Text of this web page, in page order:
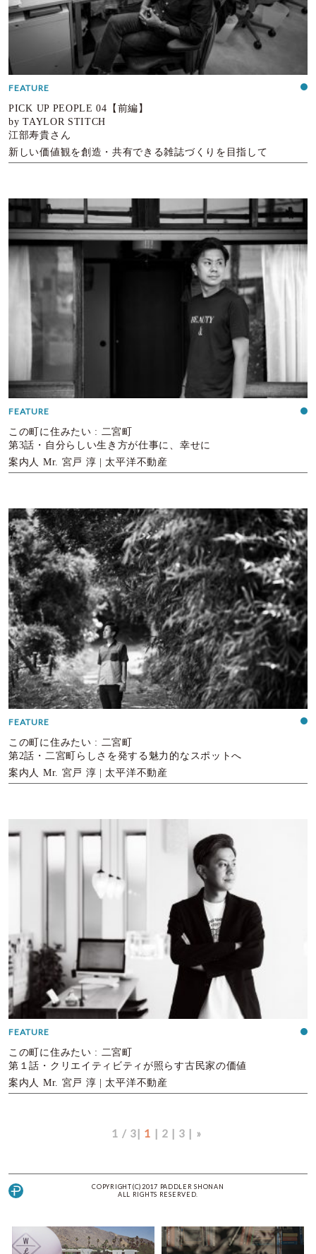
FEATURE
PICK UP PEOPLE 04【前編】
by TAYLOR STITCH
江部寿貴さん
新しい価値観を創造・共有できる雑誌づくりを目指して
FEATURE
この町に住みたい : 二宮町
第3話・自分らしい生き方が仕事に、幸せに
案内人 Mr. 宮戸 淳 | 太平洋不動産
FEATURE
この町に住みたい : 二宮町
第2話・二宮町らしさを発する魅力的なスポットへ
案内人 Mr. 宮戸 淳 | 太平洋不動産
FEATURE
この町に住みたい : 二宮町
第１話・クリエイティビティが照らす古民家の価値
案内人 Mr. 宮戸 淳 | 太平洋不動産
1 / 3 1 2 3 »
COPYRIGHT(C)2017 PADDLER SHONAN
ALL RIGHTS RESERVED.